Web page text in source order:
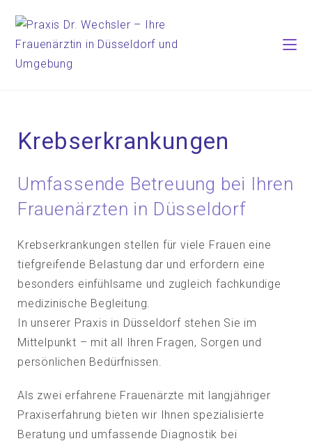
Krebserkrankungen
Umfassende Betreuung bei Ihren
Frauenärzten in Düsseldorf
Krebserkrankungen stellen für viele Frauen eine
tiefgreifende Belastung dar und erfordern eine
besonders einfühlsame und zugleich fachkundige
medizinische Begleitung.
In unserer Praxis in Düsseldorf stehen Sie im
Mittelpunkt – mit all Ihren Fragen, Sorgen und
persönlichen Bedürfnissen.
Als zwei erfahrene Frauenärzte mit langjähriger
Praxiserfahrung bieten wir Ihnen spezialisierte
Beratung und umfassende Diagnostik bei